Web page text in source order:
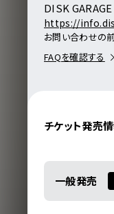
DISK GARAGE
https://
お問い合わせの
FAQを確認する
チケット発売
一般発売